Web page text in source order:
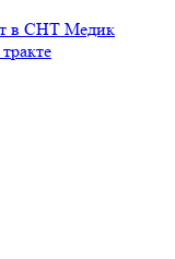
в СНТ Медик